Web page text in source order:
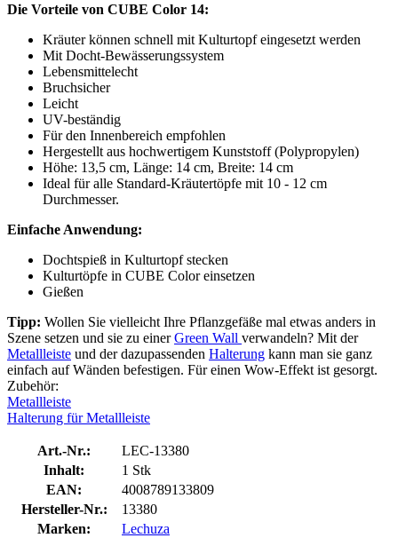
Die Vorteile von CUBE Color 14:
Kräuter können schnell mit Kulturtopf eingesetzt werden
Mit Docht-Bewässerungssystem
Lebensmittelecht
Bruchsicher
Leicht
UV-beständig
Für den Innenbereich empfohlen
Hergestellt aus hochwertigem Kunststoff (Polypropylen)
Höhe: 13,5 cm, Länge: 14 cm, Breite: 14 cm
Ideal für alle Standard-Kräutertöpfe mit 10 - 12 cm
Durchmesser.
Einfache Anwendung:
Dochtspieß in Kulturtopf stecken
Kulturtöpfe in CUBE Color einsetzen
Gießen
Tipp: Wollen Sie vielleicht Ihre Pflanzgefäße mal etwas anders in
Szene setzen und sie zu einerGreen Wall verwandeln? Mit der
Metallleiste und der dazupassenden Halterung kann man sie ganz
einfach auf Wänden befestigen. Für einen Wow-Effekt ist gesorgt.
Zubehör:
Metallleiste
Halterung für Metallleiste
Art.-Nr.:
LEC-13380
Inhalt:
1 Stk
EAN:
4008789133809
Hersteller-Nr.:
13380
Marken:
Lechuza